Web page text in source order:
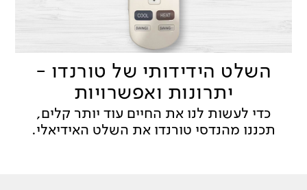
השלט הידידותי של טורנדו -
יתרונות ואפשרויות
כדי לעשות לנו את החיים עוד יותר קלים,
תכננו מהנדסי טורנדו את השלט האידיאלי.